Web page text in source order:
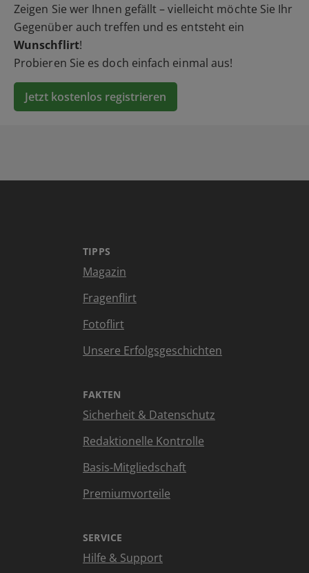
Zeigen Sie wer Ihnen gefällt – vielleicht möchte Sie Ihr
Gegenüber auch treffen und es entsteht ein
Wunschflirt!
Probieren Sie es doch einfach einmal aus!
Jetzt kostenlos registrieren
TIPPS
Magazin
Fragenflirt
Fotoflirt
Unsere Erfolgsgeschichten
FAKTEN
Sicherheit & Datenschutz
Redaktionelle Kontrolle
Basis-Mitgliedschaft
Premiumvorteile
SERVICE
Hilfe & Support